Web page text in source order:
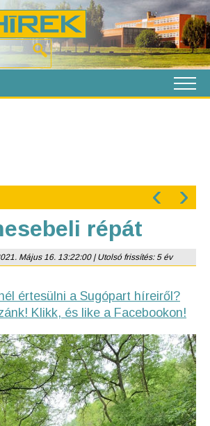
‹ ›
répát
Május 16. 13:22:00 | Utolsó frissítés: 5 év
értesülni a Sugópart híreiről?
Klikk, és like a Facebookon!